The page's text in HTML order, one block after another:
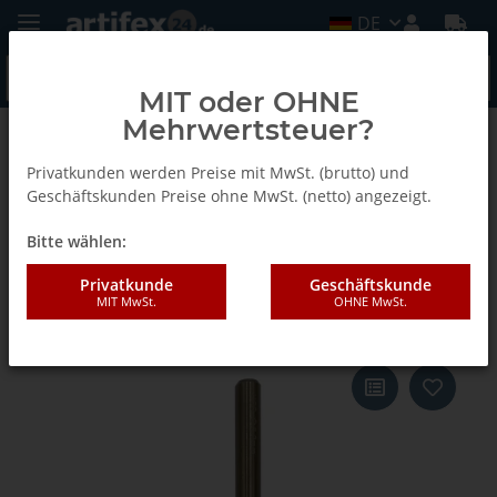
DE
Zurück zur Liste
HS Holzspiralbohrer Z2 mit Zentrierspite und Vorschneider
AKE Spiral- und Sonderbohrer
4X40/75 S4 Z2 HS L
MIT oder OHNE
Mehrwertsteuer?
Privatkunden werden Preise mit MwSt. (brutto) und
Geschäftskunden Preise ohne MwSt. (netto) angezeigt.
Bitte wählen:
Privatkunde
MIT MwSt.
Geschäftskunde
OHNE MwSt.